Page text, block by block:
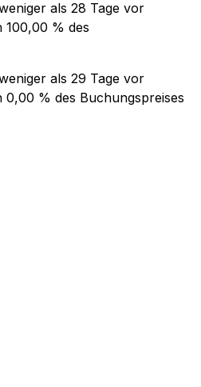
als 28 Tage vor
100,00 % des
als 29 Tage vor
0,00 % des Buchungspreises